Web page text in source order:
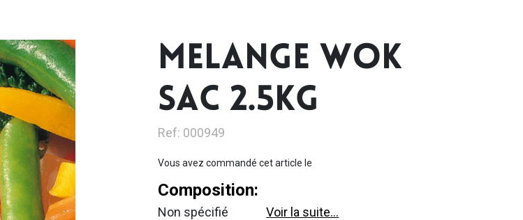
MELANGE WOK
SAC 2.5KG
Ref: 000949
Vous avez commandé cet article le
Composition:
Non spécifié Voir la suite...